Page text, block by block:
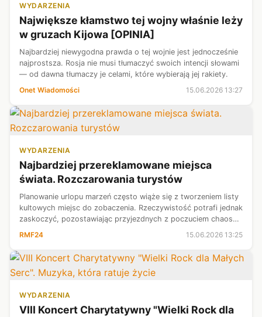
WYDARZENIA
Największe kłamstwo tej wojny właśnie leży
w gruzach Kijowa [OPINIA]
Najbardziej niewygodna prawda o tej wojnie jest jednocześnie
najprostsza. Rosja nie musi tłumaczyć swoich intencji słowami
— od dawna tłumaczy je celami, które wybierają jej rakiety.
Onet Wiadomości
15.06.2026 13:27
WYDARZENIA
​Najbardziej przereklamowane miejsca
świata. Rozczarowania turystów
Planowanie urlopu marzeń często wiąże się z tworzeniem listy
kultowych miejsc do zobaczenia. Rzeczywistość potrafi jednak
zaskoczyć, pozostawiając przyjezdnych z poczuciem chaosu,
tłoku i przepłacenia. Dzięki nowemu badaniu - w którym
RMF24 15.06.2026 13:25
WYDARZENIA
VIII Koncert Charytatywny "Wielki Rock dla